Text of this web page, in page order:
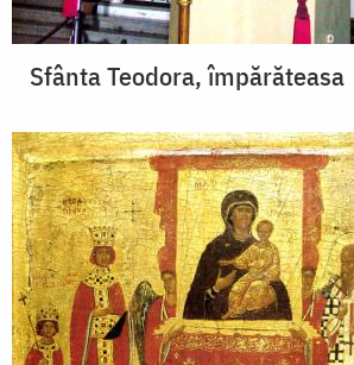
Sfânta Teodora, împărăteasa